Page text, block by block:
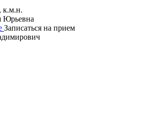
к.м.н.
Юрьевна
Записаться на прием